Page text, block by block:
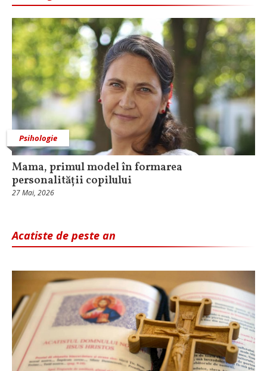
Psihologie
Mama, primul model în formarea
personalității copilului
27 Mai, 2026
Acatiste de peste an